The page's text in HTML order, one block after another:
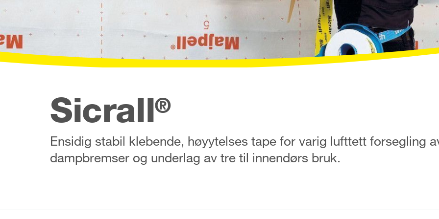
Sicrall®
Ensidig stabil klebende, høyytelses tape for varig lufttett forsegling
dampbremser og underlag av tre til innendørs bruk.